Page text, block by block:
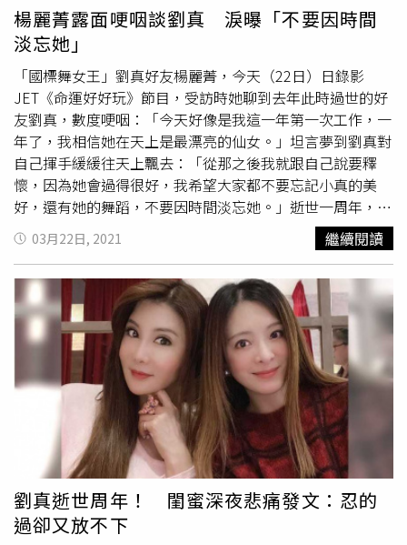
楊麗菁露面哽咽談劉真 淚曝「不要因時間
淡忘她」
「國標舞女王」劉真好友楊麗菁，今天（22日）日錄影
JET《命運好好玩》節目，受訪時她聊到去年此時過世的好
友劉真，數度哽咽：「今天好像是我這一年第一次工作，一
年了，我相信她在天上是最漂亮的仙女。」坦言夢到劉真對
自己揮手緩緩往天上飄去：「從那之後我就跟自己說要釋
懷，因為她會過得很好，我希望大家都不要忘記小真的美
好，還有她的舞蹈，不要因時間淡忘她。」逝世一周年，劉
真留下5歲愛女霓霓
，老公辛龍至今仍未公開露面，外界對
於辛龍跟霓霓的動向非常關心，對此，楊麗菁僅說：「不好
一直有連絡，劉媽媽有越來越好，剛開始真的看了很心碎，
但劉媽媽有慢慢在恢復。」被問到是否去好友長眠地祭拜？
楊麗菁回覆：「可以開放嗎？我不知道有沒有開放，一切尊
重家屬，但我會到廟裡燒些紙蓮花，前兩天也有去，跟菩薩
說好好把她帶在身邊修行，讓她一直漂漂亮亮的，當個最美
的仙女。」至今仍難忘與劉真的相處點滴，但強調自己會帶
著好友給予的回憶好好生活。至於是否探望 霓霓？她語帶無
奈，「這不是說我要看就能看，請大家不要再問這問題，這
是他們家人私下的問題，我也不想再去做任何回答。」
03月22日, 2021 繼續閱讀
劉真逝世周年！ 閨蜜深夜悲痛發文：忍的
過卻又放不下